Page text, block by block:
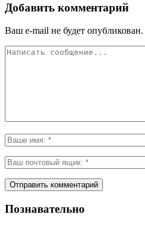
Добавить комментарий
Ваш e-mail не будет опубликован.
Познавательно